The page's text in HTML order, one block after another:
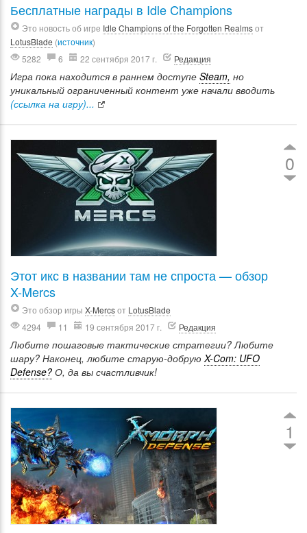
Бесплатные награды в Idle Champions
Это новость об игре Idle Champions of the Forgotten Realmsот
LotusBlade (источник)
5282
6 22 сентября 2017 г. Редакция
Игра пока находится в раннем доступе Steam, но
уникальный ограниченный контент уже начали вводить
(ссылка на игру)...
0
Этот икс в названии там не спроста — обзор
X-Mercs
Это обзор игры X-Mercsот LotusBlade
4294
11 19 сентября 2017 г. Редакция
Любите пошаговые тактические стратегии? Любите
шару? Наконец, любите старую-добруюX-Com: UFO
Defense? О, да вы счастливчик!
1